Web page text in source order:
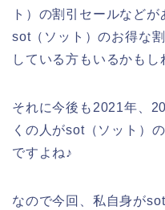
ト）の割引セールなどが
sot（ソット）のお得な
している方もいるかもし
それに今後も2021年、
くの人がsot（ソット）
ですよね♪
なので今回、私自身が